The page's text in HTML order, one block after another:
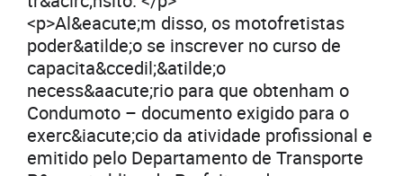
<p>Al&eacute;m disso, os motofretistas
poder&atilde;o se inscrever no curso de
capacita&ccedil;&atilde;o
necess&aacute;rio para que obtenham o
Condumoto – documento exigido para o
exerc&iacute;cio da atividade profissional e
emitido pelo Departamento de Transporte